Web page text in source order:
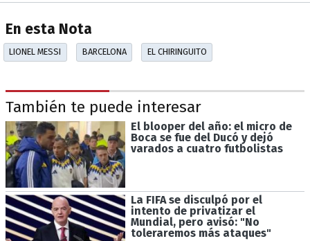
En esta Nota
LIONEL MESSI BARCELONA EL CHIRINGUITO
También te puede interesar
El blooper del año: el micro de
Boca se fue del Ducó y dejó
varados a cuatro futbolistas
La FIFA se disculpó por el
intento de privatizar el
Mundial, pero avisó: "No
toleraremos más ataques"